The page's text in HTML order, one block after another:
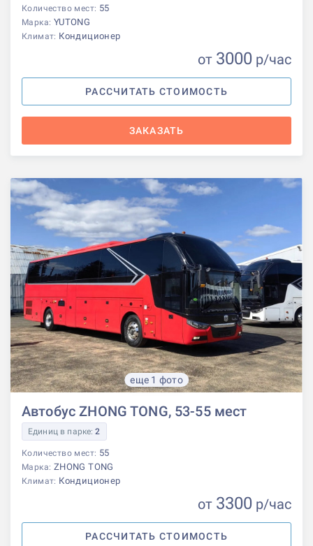
Количество мест: 55
Марка: YUTONG
Климат: Кондиционер
от 3000 р/час
РАССЧИТАТЬ СТОИМОСТЬ
ЗАКАЗАТЬ
еще 1 фото
Автобус ZHONG TONG, 53-55 мест
Единиц в парке:2
Количество мест: 55
Марка: ZHONG TONG
Климат: Кондиционер
от 3300 р/час
РАССЧИТАТЬ СТОИМОСТЬ